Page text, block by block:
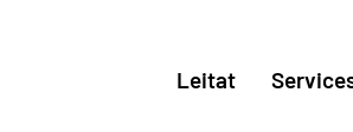
Leitat